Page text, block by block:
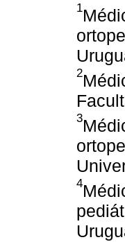
1
2
3
4